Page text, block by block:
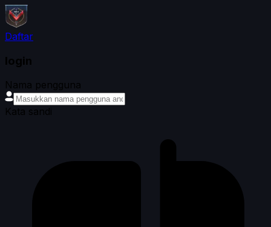
Daftar
login
Nama pengguna
Kata sandi